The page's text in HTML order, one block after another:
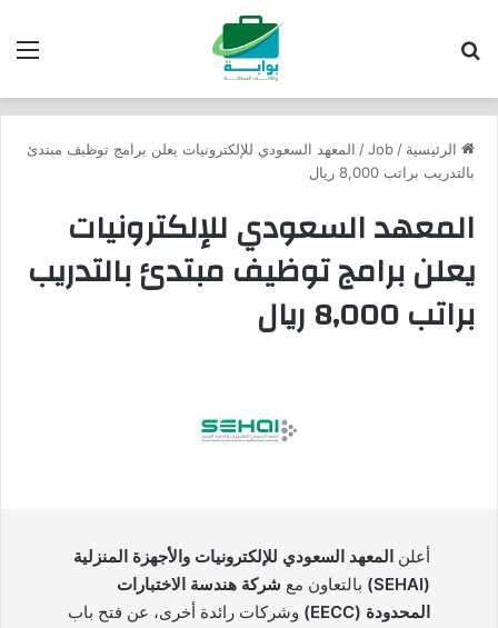
الرئيسية /
Job
/ المعهد السعودي للإلكترونيات يعلن برامج توظيف مبتدئ
بالتدريب براتب 8,000 ريال
المعهد السعودي للإلكترونيات
يعلن برامج توظيف مبتدئ بالتدريب
براتب 8,000 ريال
أعلن المعهد السعودي للإلكترونيات والأجهزة المنزلية
(SEHAI)
بالتعاون مع شركة هندسة الاختبارات
المحدودة (EECC)
وشركات رائدة أخرى، عن فتح باب